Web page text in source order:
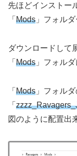
先ほどインストー
「 Mods 」フォル
ダウンロードして
「 Mods 」フォル
「 Mods 」フォル
「
図のように配置出